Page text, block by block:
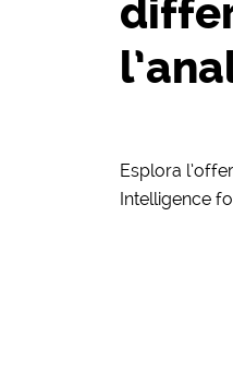
Esplora
Intelligence